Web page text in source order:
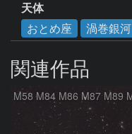
天体
おとめ座
渦巻銀河
関連作品